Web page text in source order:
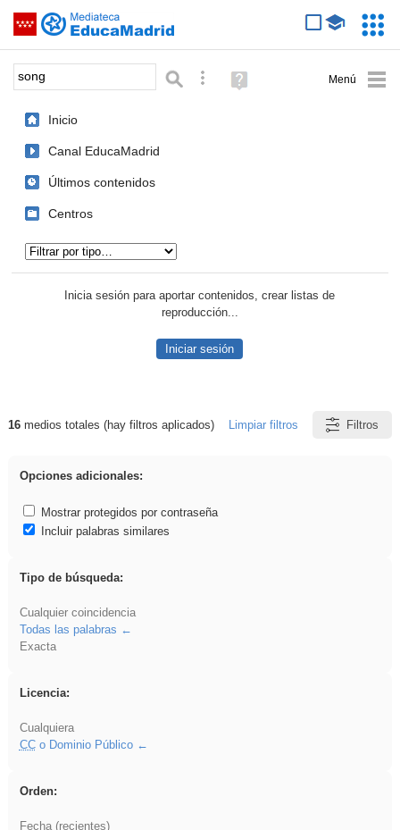
Saltar navegación
Palabra o frase: Búsqueda avanzada
Ayuda
(en
Inicio
Canal EducaMadrid
Últimos contenidos
Centros
Inicia sesión para aportar contenidos, crear listas de
reproducción...
Iniciar sesión
Resultados de: song
16medios totales (hay filtros aplicados) Limpiar filtros Filtros
Opciones adicionales:
Mostrar protegidos por contraseña
Incluir palabras similares
Tipo de búsqueda:
Cualquier coincidencia
Todas las palabras
Exacta
Licencia:
Cualquiera
CCo Dominio Público
Orden:
Fecha (recientes)